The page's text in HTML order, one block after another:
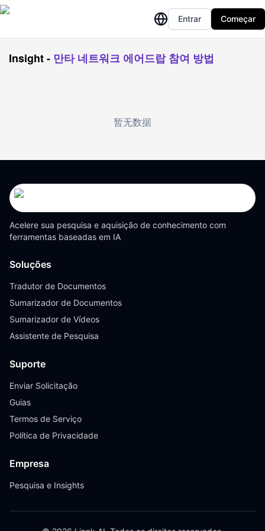
Entrar Começar
Insight- 만타 네트워크 에어드랍 참여 방법
暂无数据
Acelere sua pesquisa e aquisição de conhecimento com
ferramentas baseadas em IA
Soluções
Tradutor de Documentos
Sumarizador de Documentos
Sumarizador de Vídeos
Assistente de Pesquisa
Suporte
Enviar Solicitação
Guias
Termos de Serviço
Política de Privacidade
Empresa
Pesquisa e Insights